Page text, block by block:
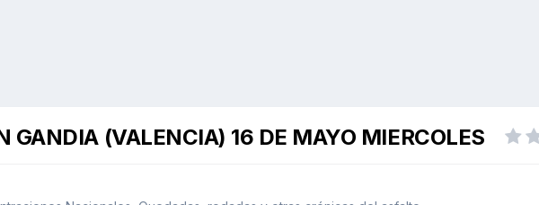
GANDIA (VALENCIA) 16 DE MAYO MIERCOLES